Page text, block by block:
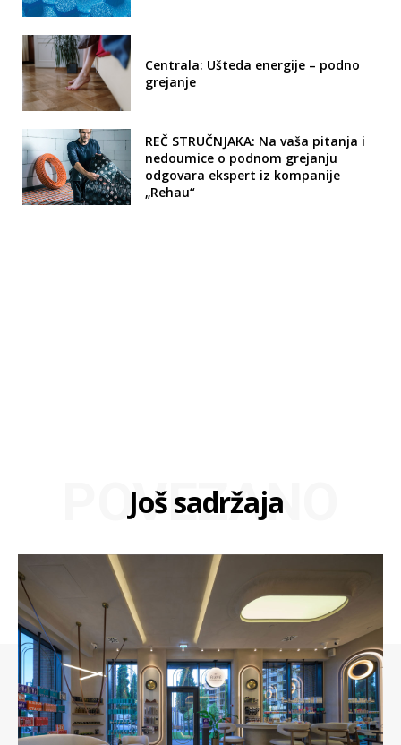
Centrala: Ušteda energije – podno
grejanje
REČ STRUČNJAKA: Na vaša pitanja i
nedoumice o podnom grejanju
odgovara ekspert iz kompanije
„Rehau“
Još sadržaja
POVEZANO